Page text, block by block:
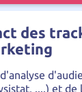
des
....) et de